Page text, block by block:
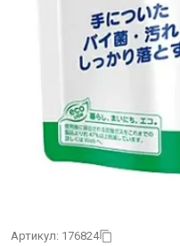
Артикул: 176824